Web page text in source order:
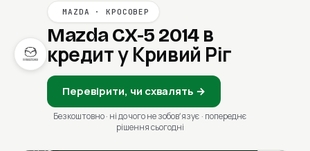
MAZDA · КРОСОВЕР
Mazda CX-5 2014 в
кредит у Кривий Ріг
Перевірити, чи схвалять →
Безкоштовно · ні до чого не зобовʼязує · попереднє
рішення сьогодні
1 / 13